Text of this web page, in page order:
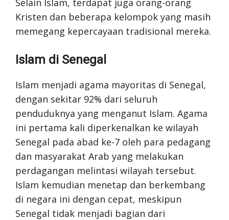
Selain Islam, terdapat juga orang-orang
Kristen dan beberapa kelompok yang masih
memegang kepercayaan tradisional mereka.
Islam di Senegal
Islam menjadi agama mayoritas di Senegal,
dengan sekitar 92% dari seluruh
penduduknya yang menganut Islam. Agama
ini pertama kali diperkenalkan ke wilayah
Senegal pada abad ke-7 oleh para pedagang
dan masyarakat Arab yang melakukan
perdagangan melintasi wilayah tersebut.
Islam kemudian menetap dan berkembang
di negara ini dengan cepat, meskipun
Senegal tidak menjadi bagian dari